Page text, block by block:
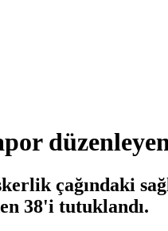
çağındaki
38'i tutuklandı.